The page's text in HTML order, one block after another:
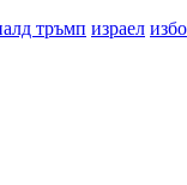
тръмп израел